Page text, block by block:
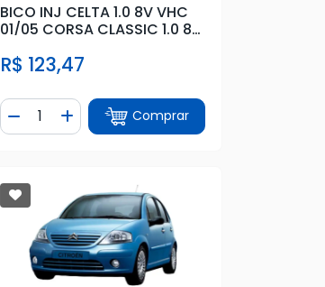
BICO INJ CELTA 1.0 8V VHC
01/05 CORSA CLASSIC 1.0 8V
R$ 123,47
Diminuir Quantidade
Quantidade
Adicionar Quantidade
Comprar